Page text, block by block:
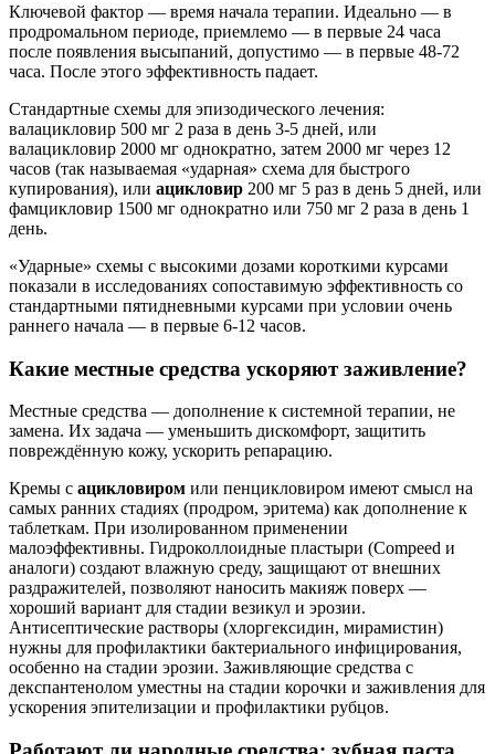
Ключевой фактор — время начала терапии. Идеально — в
продромальном периоде, приемлемо — в первые 24 часа
после появления высыпаний, допустимо — в первые 48-72
часа. После этого эффективность падает.
Стандартные схемы для эпизодического лечения:
валацикловир 500 мг 2 раза в день 3-5 дней, или
валацикловир 2000 мг однократно, затем 2000 мг через 12
часов (так называемая «ударная» схема для быстрого
купирования), или ацикловир 200 мг 5 раз в день 5 дней, или
фамцикловир 1500 мг однократно или 750 мг 2 раза в день 1
день.
«Ударные» схемы с высокими дозами короткими курсами
показали в исследованиях сопоставимую эффективность со
стандартными пятидневными курсами при условии очень
раннего начала — в первые 6-12 часов.
Какие местные средства ускоряют заживление?
Местные средства — дополнение к системной терапии, не
замена. Их задача — уменьшить дискомфорт, защитить
повреждённую кожу, ускорить репарацию.
Кремы с ацикловиром или пенцикловиром имеют смысл на
самых ранних стадиях (продром, эритема) как дополнение к
таблеткам. При изолированном применении
малоэффективны. Гидроколлоидные пластыри (Compeed и
аналоги) создают влажную среду, защищают от внешних
раздражителей, позволяют наносить макияж поверх —
хороший вариант для стадии везикул и эрозии.
Антисептические растворы (хлоргексидин, мирамистин)
нужны для профилактики бактериального инфицирования,
особенно на стадии эрозии. Заживляющие средства с
декспантенолом уместны на стадии корочки и заживления для
ускорения эпителизации и профилактики рубцов.